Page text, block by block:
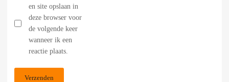
en site opslaan in
deze browser voor
de volgende keer
wanneer ik een
reactie plaats.